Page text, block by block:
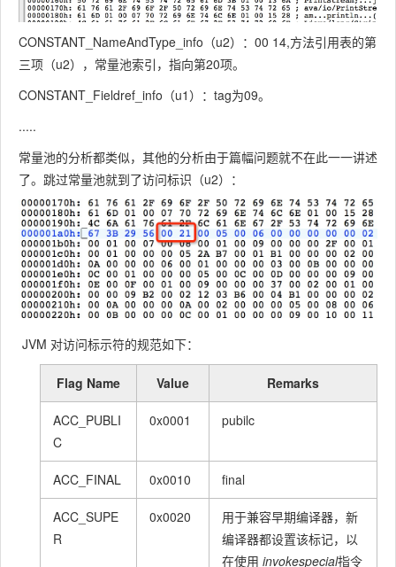
CONSTAN
T_Methodr
ef_info
index u2
指向声明方
符
index u2
指向
T_NameAn
dType_info
的索引值
CONSTAN
eMethodre
f_info
tag u1 11
指向声明方
述符
CONSTAN
index u2
T_NameAn
dType_info
的索引值
CONSTANT_NameAndType_info（u2）：00 14,方法引用表的第
三项（u2），常量池索引，指向第20项。
CONSTANT_Fieldref_info（u1）：tag为09。
.....
常量池的分析都类似，其他的分析由于篇幅问题就不在此一一讲述
了。跳过常量池就到了访问标识（u2）：
JVM 对访问标示符的规范如下：
Flag Name Value Remarks
ACC_PUBLI
C
0x0001 pubilc
ACC_FINAL 0x0010 final
ACC_SUPE
R
0x0020
用于兼容早期编译器，新
编译器都设置该标记，以
在使用 invokespecial指令